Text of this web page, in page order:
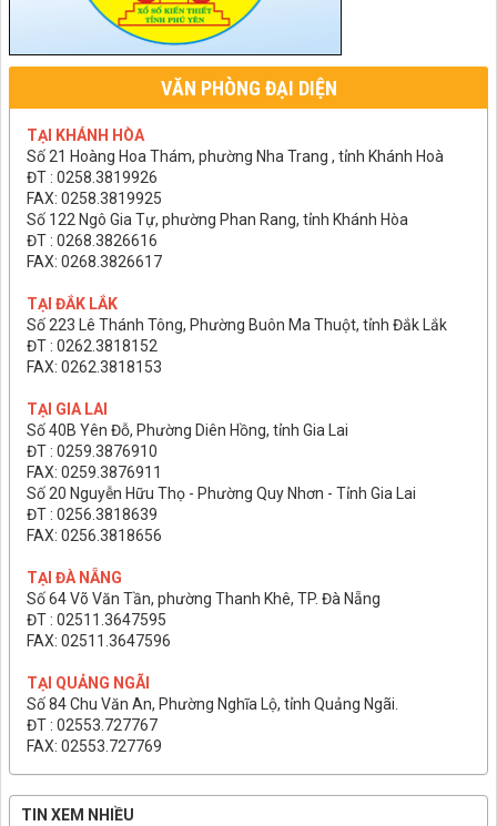
VĂN PHÒNG ĐẠI DIỆN
TẠI KHÁNH HÒA
Số 21 Hoàng Hoa Thám, phường Nha Trang , tỉnh Khánh Hoà
ĐT : 0258.3819926
FAX: 0258.3819925
Số 122 Ngô Gia Tự, phường Phan Rang, tỉnh Khánh Hòa
ĐT : 0268.3826616
FAX: 0268.3826617
TẠI ĐẮK LẮK
Số 223 Lê Thánh Tông, Phường Buôn Ma Thuột, tỉnh Đắk Lắk
ĐT : 0262.3818152
FAX: 0262.3818153
TẠI GIA LAI
Số 40B Yên Đỗ, Phường Diên Hồng, tỉnh Gia Lai
ĐT : 0259.3876910
FAX: 0259.3876911
Số 20 Nguyễn Hữu Thọ - Phường Quy Nhơn - Tỉnh Gia Lai
ĐT : 0256.3818639
FAX: 0256.3818656
TẠI ĐÀ NẴNG
Số 64 Võ Văn Tần, phường Thanh Khê, TP. Đà Nẵng
ĐT : 02511.3647595
FAX: 02511.3647596
TẠI QUẢNG NGÃI
Số 84 Chu Văn An, Phường Nghĩa Lộ, tỉnh Quảng Ngãi.
ĐT : 02553.727767
FAX: 02553.727769
TIN XEM NHIỀU